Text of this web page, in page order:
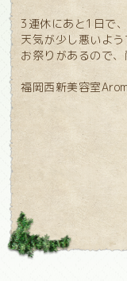
3連休にあと1日で、
天気が少し悪いよ
お祭りがあるので
福岡西新美容室